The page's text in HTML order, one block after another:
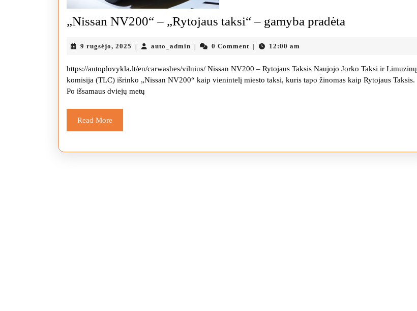
„Nissan NV200“ – „Rytojaus taksi“ – gamyba pradėta
„Rytojaus
taksi“
9 rugsėjo, 2025
2025
auto_adminauto_admin0 Comment 12:00 am
https://autoplovykla.lt/en/carwashes/vilnius/ Nissan NV200 – Rytojaus Taksis Naujojo Jorko Taksi ir Limuzinų
komisija (TLC) išrinko „Nissan NV200“ kaip vienintelį miesto taksi, kuris tapo žinomas kaip Rytojaus Taksis.
Po išsamaus dviejų metų
Read More
More